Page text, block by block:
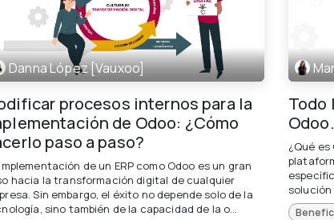
Danna López [Vauxoo]
procesos internos para la
de Odoo: ¿Cómo
paso a paso?
de un ERP como Odoo es un gran
hacia la transformación digital de cualquier
Sin embargo, el éxito no depende solo de la
sino también de la capacidad de la o...
Todo
¿Qué
solución